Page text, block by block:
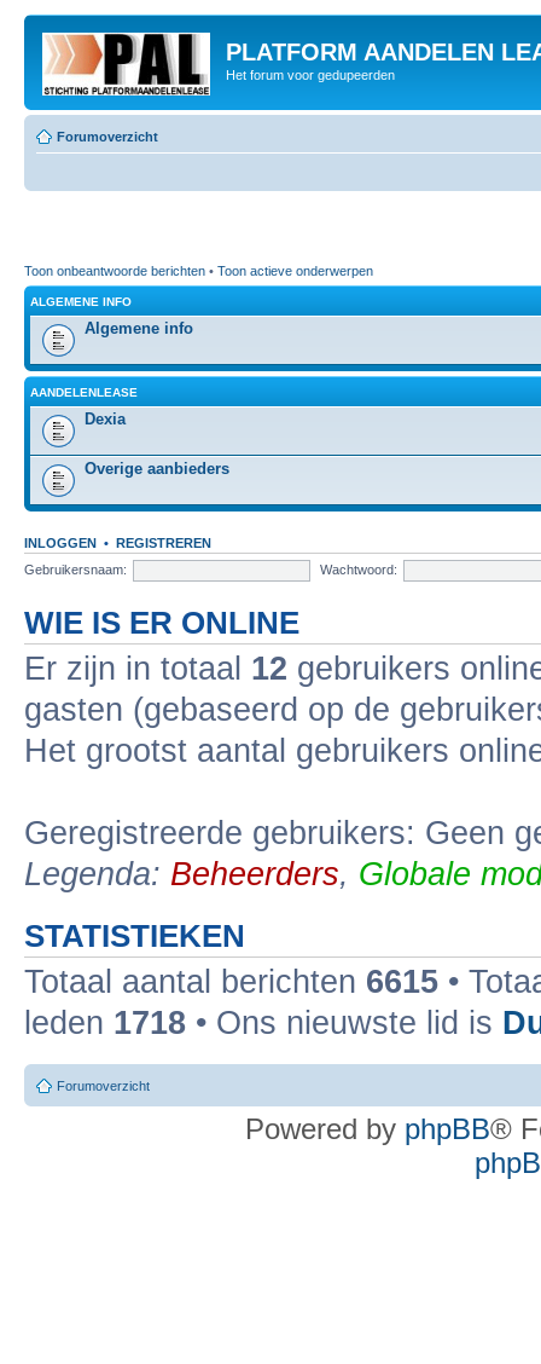
PLATFORM AANDELEN
Het forum voor gedupeerden
Forumoverzicht
Toon onbeantwoorde berichten • Toon actieve onderwerpen
ALGEMENE INFO
Algemene info
AANDELENLEASE
Dexia
Overige aanbieders
INLOGGEN • REGISTREREN
Gebruikersnaam:
Wachtwoord:
WIE IS ER ONLINE
Er zijn in totaal 12 gebruikers
gasten (gebaseerd op de
Het grootst aantal gebruikers
Geregistreerde gebruikers: Geen
Legenda: Beheerders, Globale
STATISTIEKEN
Totaal aantal berichten 6615 •
leden 1718 • Ons nieuwste lid is
Forumoverzicht
Powered by phpBB®